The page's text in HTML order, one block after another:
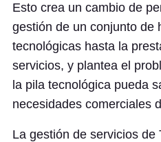
Esto crea un cambio de
gestión de un conjunto de
tecnológicas hasta la
servicios, y plantea el
la pila tecnológica pueda
necesidades comerciales
La gestión de servicios